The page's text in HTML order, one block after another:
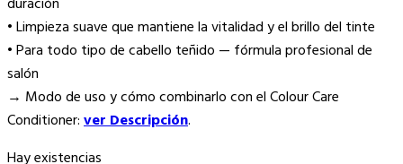
• Limpieza suave que mantiene la vitalidad y el brillo del tinte
• Para todo tipo de cabello teñido — fórmula profesional de
salón
→ Modo de uso y cómo combinarlo con el Colour Care
Conditioner:ver Descripción.
Hay existencias